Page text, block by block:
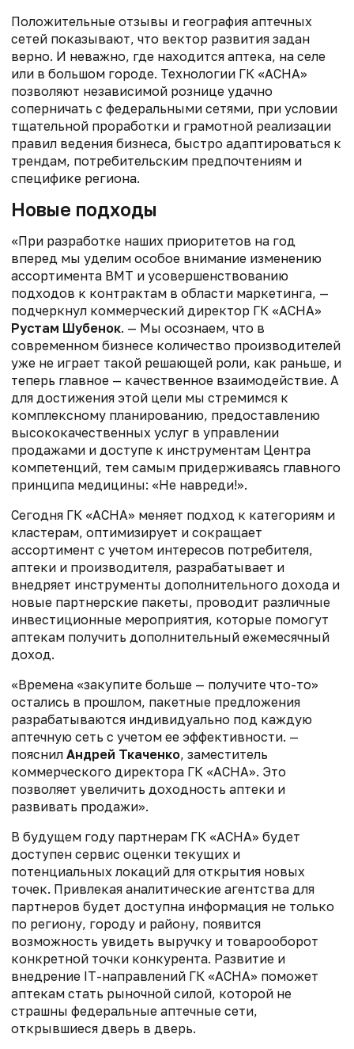
Положительные отзывы и география аптечных
сетей показывают, что вектор развития задан
верно. И неважно, где находится аптека, на селе
или в большом городе. Технологии ГК «АСНА»
позволяют независимой рознице удачно
соперничать с федеральными сетями, при условии
тщательной проработки и грамотной реализации
правил ведения бизнеса, быстро адаптироваться к
трендам, потребительским предпочтениям и
специфике региона.
Новые подходы
«При разработке наших приоритетов на год
вперед мы уделим особое внимание изменению
ассортимента ВМТ и усовершенствованию
подходов к контрактам в области маркетинга, —
подчеркнул коммерческий директор ГК «АСНА»
Рустам Шубенок. — Мы осознаем, что в
современном бизнесе количество производителей
уже не играет такой решающей роли, как раньше, и
теперь главное — качественное взаимодействие. А
для достижения этой цели мы стремимся к
комплексному планированию, предоставлению
высококачественных услуг в управлении
продажами и доступе к инструментам Центра
компетенций, тем самым придерживаясь главного
принципа медицины: «Не навреди!».
Сегодня ГК «АСНА» меняет подход к категориям и
кластерам, оптимизирует и сокращает
ассортимент с учетом интересов потребителя,
аптеки и производителя, разрабатывает и
внедряет инструменты дополнительного дохода и
новые партнерские пакеты, проводит различные
инвестиционные мероприятия, которые помогут
аптекам получить дополнительный ежемесячный
доход.
«Времена «закупите больше — получите что-то»
остались в прошлом, пакетные предложения
разрабатываются индивидуально под каждую
аптечную сеть с учетом ее эффективности. —
пояснил Андрей Ткаченко, заместитель
коммерческого директора ГК «АСНА». Это
позволяет увеличить доходность аптеки и
развивать продажи».
В будущем году партнерам ГК «АСНА» будет
доступен сервис оценки текущих и
потенциальных локаций для открытия новых
точек. Привлекая аналитические агентства для
партнеров будет доступна информация не только
по региону, городу и району, появится
возможность увидеть выручку и товарооборот
конкретной точки конкурента. Развитие и
внедрение IT-направлений ГК «АСНА» поможет
аптекам стать рыночной силой, которой не
страшны федеральные аптечные сети,
открывшиеся дверь в дверь.